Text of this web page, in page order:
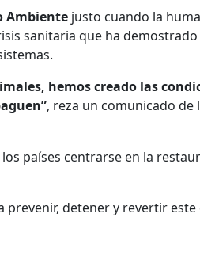
Ambiente justo cuando la
sanitaria que ha
hemos creado las
, reza un comunicado de
países centrarse en la
prevenir, detener y revertir este